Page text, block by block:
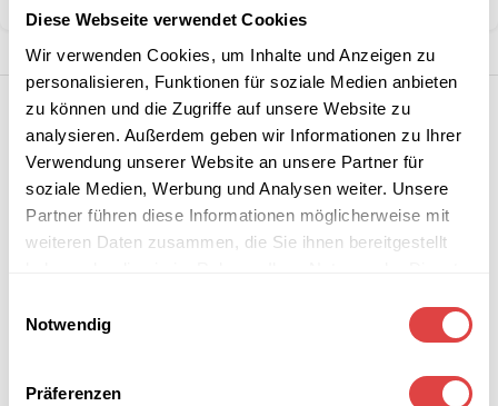
Diese Webseite verwendet Cookies
Wir verwenden Cookies, um Inhalte und Anzeigen zu
personalisieren, Funktionen für soziale Medien anbieten
zu können und die Zugriffe auf unsere Website zu
analysieren. Außerdem geben wir Informationen zu Ihrer
Verwendung unserer Website an unsere Partner für
soziale Medien, Werbung und Analysen weiter. Unsere
Partner führen diese Informationen möglicherweise mit
weiteren Daten zusammen, die Sie ihnen bereitgestellt
Notwendig
Präferenzen